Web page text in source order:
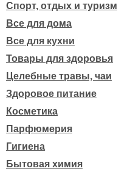
Спорт, отдых и туризм
Все для дома
Все для кухни
Товары для здоровья
Целебные травы, чаи
Здоровое питание
Косметика
Парфюмерия
Гигиена
Бытовая химия